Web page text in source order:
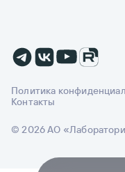
© 2026 АО
Политика
Контакты